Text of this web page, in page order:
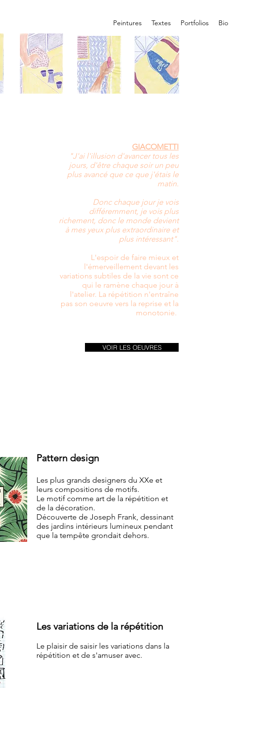
Peintures Textes Portfolios Bio
GIACOMETTI
"J'ai l'illusion d'avancer tous les
jours, d'être chaque soir un peu
plus avancé que ce que j'étais le
matin.
Donc chaque jour je vois
différemment, je vois plus
richement, donc le monde devient
à mes yeux plus extraordinaire et
plus intéressant".
L'espoir de faire mieux et
l'émerveillement devant les
variations subtiles de la vie sont ce
qui le ramène chaque jour à
l'atelier. La répétition n'entraîne
pas son oeuvre vers la reprise et la
monotonie.
VOIR LES OEUVRES
Pattern design
Les plus grands designers du XXe et
leurs compositions de motifs.
Le motif comme art de la répétition et
de la décoration.
Découverte de Joseph Frank, dessinant
des jardins intérieurs lumineux pendant
que la tempête grondait dehors.
Les variations de la répétition
Le plaisir de saisir les variations dans la
répétition et de s'amuser avec.